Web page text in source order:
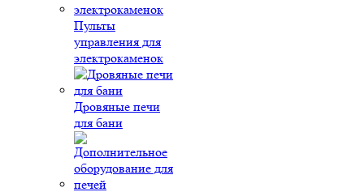
Пульты
управления для
электрокаменок
Дровяные печи
для бани